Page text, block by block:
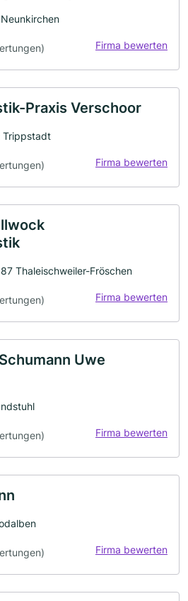
Firma bewerten
Praxis Verschoor
Trippstadt
Firma bewerten
Thaleischweiler-Fröschen
Firma bewerten
Uwe
Firma bewerten
Firma bewerten